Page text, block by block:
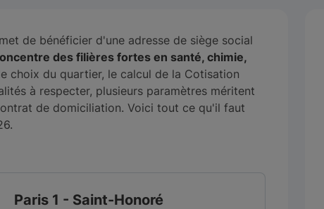
de bénéficier d'une adresse de siège social
des filières fortes en santé, chimie,
choix du quartier, le calcul de la Cotisation
à respecter, plusieurs paramètres méritent
de domiciliation. Voici tout ce qu'il faut
Paris 2 - Colonnes